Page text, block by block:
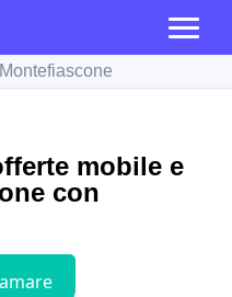
Montefiascone